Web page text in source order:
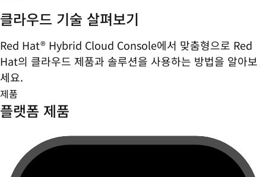
클라우드 기술 살펴보기
Red Hat® Hybrid Cloud Console에서 맞춤형으로 Red
Hat의 클라우드 제품과 솔루션을 사용하는 방법을 알아보
세요.
제품
플랫폼 제품